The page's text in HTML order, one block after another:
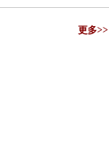
更多>>